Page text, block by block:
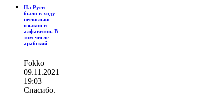
На Руси
было в ходу
несколько
языков и
алфавитов. В
том числе -
арабский
Fokko
09.11.2021
19:03
Спасибо.